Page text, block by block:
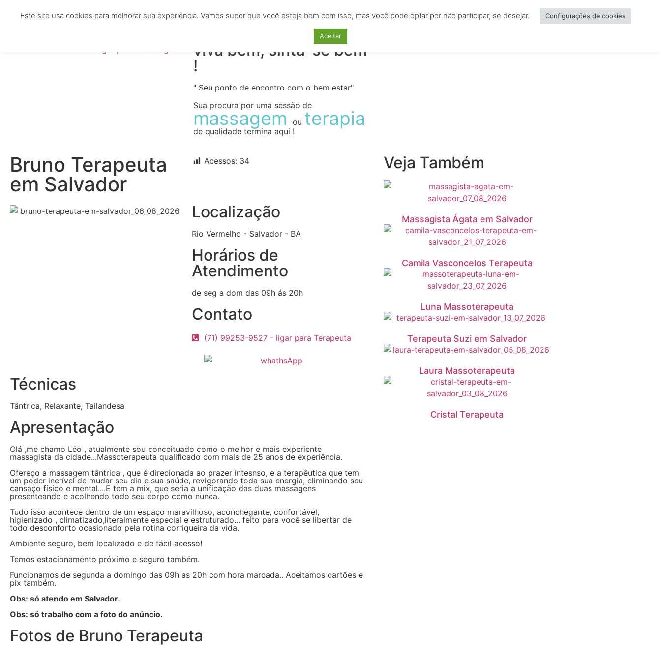
HOME TERAPEUTAS CLÍNICAS ESTÉTICAS EMPREGOS CURSOS LOCAÇÕES ANUNCIAR
viva bem, sinta-se bem
!
" Seu ponto de encontro com o bem estar"
Sua procura por uma sessão de
massagem ou terapia
de qualidade termina aqui !
Bruno Terapeuta
em Salvador
Acessos: 34
Localização
Rio Vermelho - Salvador - BA
Horários de
Atendimento
de seg a dom das 09h ás 20h
Contato
(71) 99253-9527 - ligar para Terapeuta
Técnicas
Tântrica, Relaxante, Tailandesa
Apresentação
Olá ,me chamo Léo , atualmente sou conceituado como o melhor e mais experiente
massagista da cidade...Massoterapeuta qualificado com mais de 25 anos de experiência.
Ofereço a massagem tântrica , que é direcionada ao prazer intesnso, e a terapêutica que tem
um poder incrível de mudar seu dia e sua saúde, revigorando toda sua energia, eliminando seu
cansaço físico e mental....E tem a mix, que seria a unificação das duas massagens
presenteando e acolhendo todo seu corpo como nunca.
Tudo isso acontece dentro de um espaço maravilhoso, aconchegante, confortável,
higienizado , climatizado,literalmente especial e estruturado... feito para você se libertar de
todo desconforto ocasionado pela rotina corriqueira da vida.
Ambiente seguro, bem localizado e de fácil acesso!
Temos estacionamento próximo e seguro também.
Funcionamos de segunda a domingo das 09h as 20h com hora marcada.. Aceitamos cartões e
pix também.
Obs: só atendo em Salvador.
Obs: só trabalho com a foto do anúncio.
Fotos de Bruno Terapeuta
Veja Também
Massagista Ágata em Salvador
Camila Vasconcelos Terapeuta
Luna Massoterapeuta
Terapeuta Suzi em Salvador
Laura Massoterapeuta
Cristal Terapeuta
Este site usa cookies para melhorar sua experiência. Vamos supor que você esteja bem com isso, mas você pode optar por não participar, se desejar. Configurações de cookies
Aceitar